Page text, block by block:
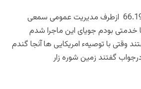
نویسنده که درسالهای66.196 ازطرف مدیریت عمومی سمعی
خدمتی بودم جویای این ماجرا شدم
وقتی با توصیهء‌ امریکایی ها آنجا گندم
گفتند زمین شوره زار